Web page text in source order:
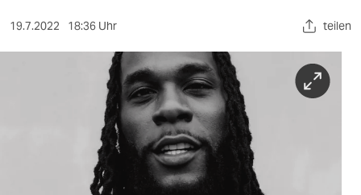
sport
19.7.2022 18:36 Uhr teilen